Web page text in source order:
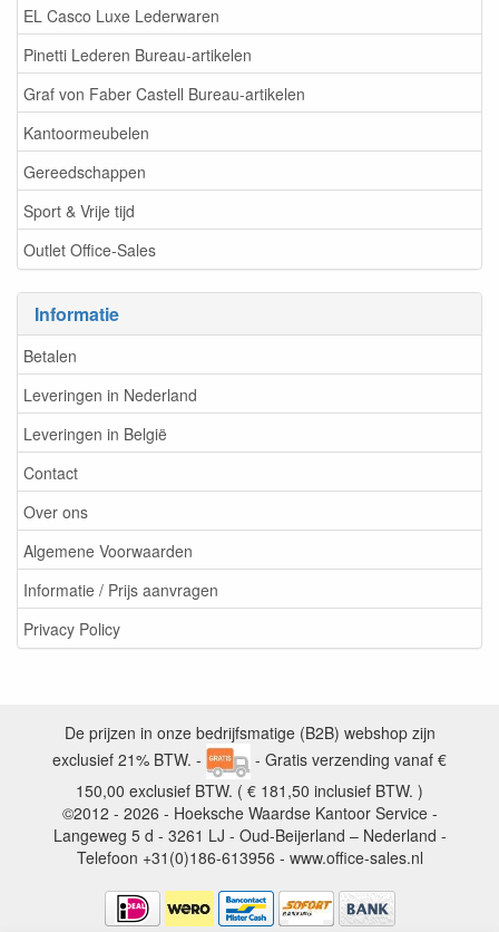
EL Casco Luxe Lederwaren
Pinetti Lederen Bureau-artikelen
Graf von Faber Castell Bureau-artikelen
Kantoormeubelen
Gereedschappen
Sport & Vrije tijd
Outlet Office-Sales
Informatie
Betalen
Leveringen in Nederland
Leveringen in België
Contact
Over ons
Algemene Voorwaarden
Informatie / Prijs aanvragen
Privacy Policy
De prijzen in onze bedrijfsmatige (B2B) webshop zijn
exclusief 21% BTW. -
- Gratis verzending vanaf €
150,00 exclusief BTW. ( € 181,50 inclusief BTW. )
©2012 - 2026 - Hoeksche Waardse Kantoor Service -
Langeweg 5 d - 3261 LJ - Oud-Beijerland – Nederland -
Telefoon +31(0)186-613956 - www.office-sales.nl